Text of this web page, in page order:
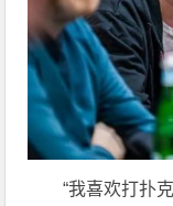
“我喜欢打扑